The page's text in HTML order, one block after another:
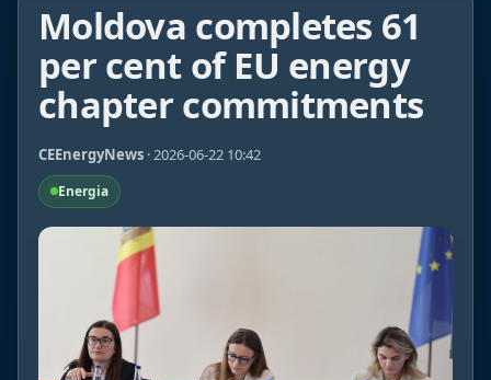
Moldova completes 61
per cent of EU energy
chapter commitments
CEEnergyNews · 2026-06-22 10:42
Energia